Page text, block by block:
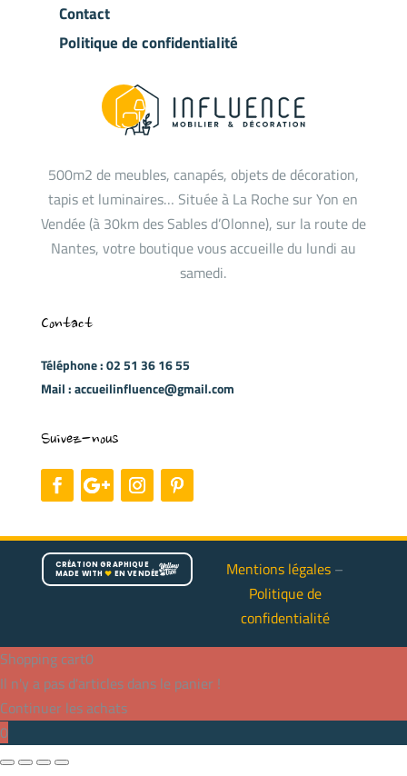
Contact
Politique de confidentialité
500m2 de meubles, canapés, objets de décoration,
tapis et luminaires… Située à La Roche sur Yon en
Vendée (à 30km des Sables d’Olonne), sur la route de
Nantes, votre boutique vous accueille du lundi au
samedi.
Contact
Téléphone : 02 51 36 16 55
Mail : accueilinfluence@gmail.com
Suivez-nous
CRÉATION GRAPHIQUE
MADE WITH♥ EN VENDÉE Mentions légales –
Politique de
confidentialité
Shopping cart0
Il n'y a pas d'articles dans le panier !
Continuer les achats
0